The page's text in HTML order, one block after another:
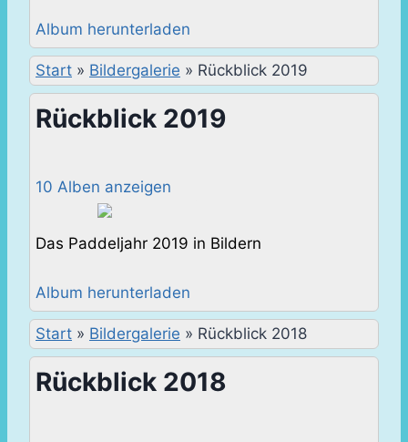
Album herunterladen
Start » Bildergalerie » Rückblick 2019
Rückblick 2019
10 Alben anzeigen
Das Paddeljahr 2019 in Bildern
Album herunterladen
Start » Bildergalerie » Rückblick 2018
Rückblick 2018